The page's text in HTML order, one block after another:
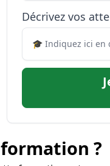
Décrivez vos
?